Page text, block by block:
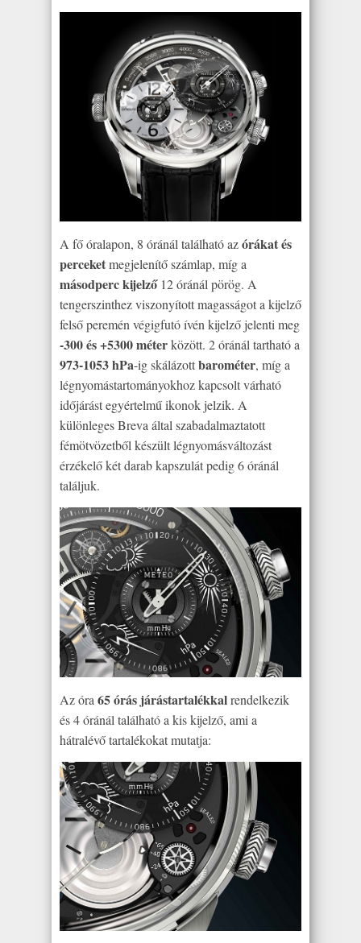
A fő óralapon, 8 óránál található azórákat és
perceketmegjelenítő számlap, míg a
másodperc kijelző12 óránál pörög. A
tengerszinthez viszonyított magasságot a kijelző
felső peremén végigfutó ívén kijelző jelenti meg
-300 és +5300 méterközött. 2 óránál tartható a
973-1053 hPa-ig skálázottbarométer, míg a
légnyomástartományokhoz kapcsolt várható
időjárást egyértelmű ikonok jelzik. A
különleges Breva által szabadalmaztatott
fémötvözetből készült légnyomásváltozást
érzékelő két darab kapszulát pedig 6 óránál
találjuk.
Az óra 65 órás járástartalékkalrendelkezik
és 4 óránál található a kis kijelző, ami a
hátralévő tartalékokat mutatja: